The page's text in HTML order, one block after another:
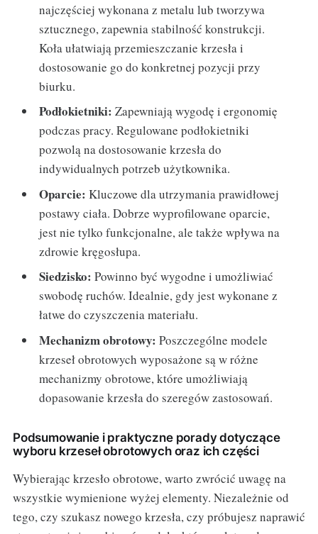
najczęściej wykonana z metalu lub tworzywa
sztucznego, zapewnia stabilność konstrukcji.
Koła ułatwiają przemieszczanie krzesła i
dostosowanie go do konkretnej pozycji przy
biurku.
Podłokietniki: Zapewniają wygodę i ergonomię
podczas pracy. Regulowane podłokietniki
pozwolą na dostosowanie krzesła do
indywidualnych potrzeb użytkownika.
Oparcie: Kluczowe dla utrzymania prawidłowej
postawy ciała. Dobrze wyprofilowane oparcie,
jest nie tylko funkcjonalne, ale także wpływa na
zdrowie kręgosłupa.
Siedzisko: Powinno być wygodne i umożliwiać
swobodę ruchów. Idealnie, gdy jest wykonane z
łatwe do czyszczenia materiału.
Mechanizm obrotowy: Poszczególne modele
krzeseł obrotowych wyposażone są w różne
mechanizmy obrotowe, które umożliwiają
dopasowanie krzesła do szeregów zastosowań.
Podsumowanie i praktyczne porady dotyczące
wyboru krzeseł obrotowych oraz ich części
Wybierając krzesło obrotowe, warto zwrócić uwagę na
wszystkie wymienione wyżej elementy. Niezależnie od
tego, czy szukasz nowego krzesła, czy próbujesz naprawić